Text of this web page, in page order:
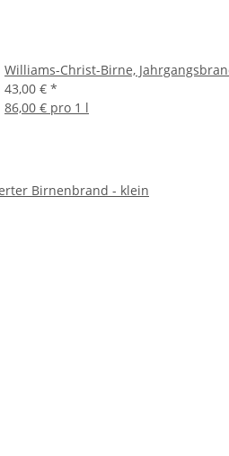
Williams-Christ-Birne,
43,00 € *
86,00 € pro 1 l